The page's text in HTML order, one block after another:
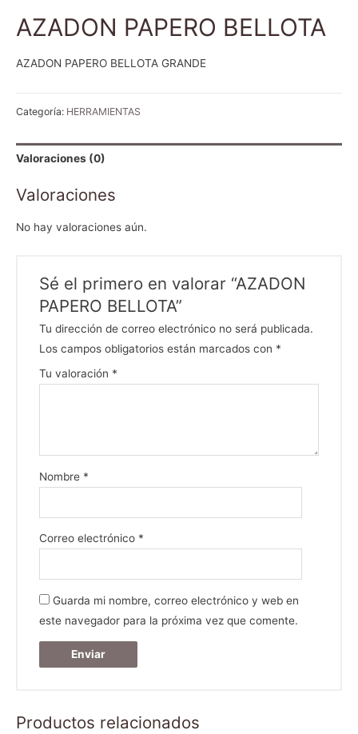
AZADON PAPERO BELLOTA
AZADON PAPERO BELLOTA GRANDE
Categoría: HERRAMIENTAS
Valoraciones (0)
Valoraciones
No hay valoraciones aún.
Sé el primero en valorar “AZADON
PAPERO BELLOTA”
Tu dirección de correo electrónico no será publicada.
Los campos obligatorios están marcados con *
Tu valoración *
Nombre *
Correo electrónico *
Guarda mi nombre, correo electrónico y web en
este navegador para la próxima vez que comente.
Productos relacionados